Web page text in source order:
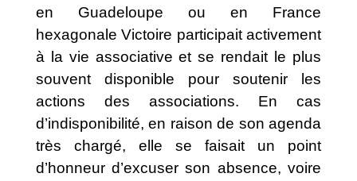
en Guadeloupe ou en France
hexagonale Victoire participait activement
à la vie associative et se rendait le plus
souvent disponible pour soutenir les
actions des associations. En cas
d’indisponibilité, en raison de son agenda
très chargé, elle se faisait un point
d’honneur d’excuser son absence, voire